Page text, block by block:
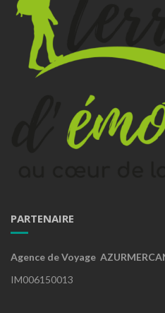
PARTENAIRE
Agence de Voyage
IM006150013